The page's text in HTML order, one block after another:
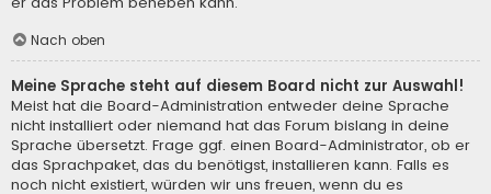
Nach oben
Meine Sprache steht auf diesem Board nicht zur Auswahl!
Meist hat die Board-Administration entweder deine Sprache
nicht installiert oder niemand hat das Forum bislang in deine
Sprache übersetzt. Frage ggf. einen Board-Administrator, ob er
das Sprachpaket, das du benötigst, installieren kann. Falls es
noch nicht existiert, würden wir uns freuen, wenn du es